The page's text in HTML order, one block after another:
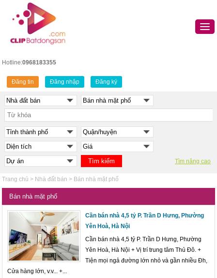
Hotline:0968183355
Đăng tin Đăng nhập Đăng ký
Tìm nâng cao
Trang chủ > Nhà đất bán > Bán nhà mặt phố
Bán nhà mặt phố
Cần bán nhà 4,5 tỷ P. Trần D Hưng, Phường
Yên Hoà, Hà Nội
Cần bán nhà 4,5 tỷ P. Trần D Hưng, Phường
Yên Hoà, Hà Nội + Vị trí trung tâm Thủ Đô. +
Tiện mọi ngả đường lớn nhỏ và gần nhiều Đh,
Cửa hàng lớn, v.v... +...